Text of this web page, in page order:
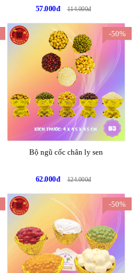
57.000đ 114.000đ
-50%
Bộ ngũ cốc chân ly sen
62.000đ 124.000đ
-50%